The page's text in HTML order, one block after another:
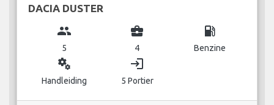
DACIA DUSTER
group
5
business_center
4
local_gas_station
Benzine
miscellaneous_services
Handleiding
login
5 Portier